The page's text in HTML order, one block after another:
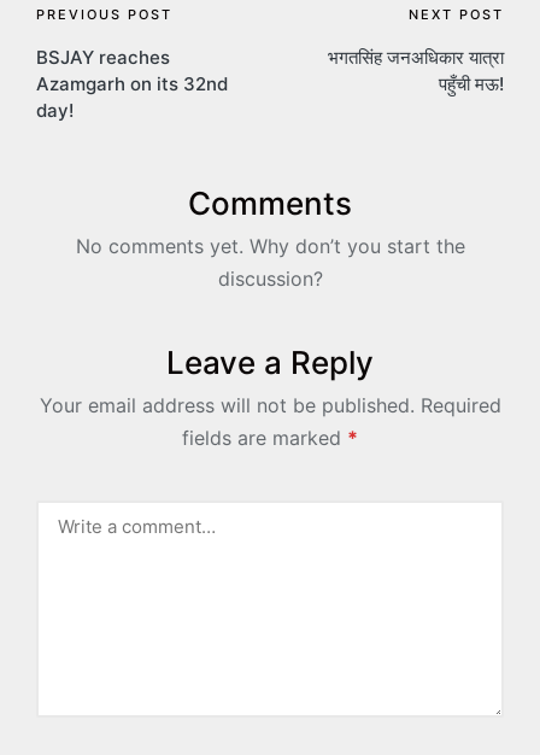
Post
navigation
PREVIOUS POST
BSJAY reaches
Azamgarh on its 32nd
day!
NEXT POST
भगतसिंह जनअधिकार यात्रा
पहुँची मऊ!
Comments
No comments yet. Why don’t you start the
discussion?
Leave a Reply
Your email address will not be published. Required
fields are marked *